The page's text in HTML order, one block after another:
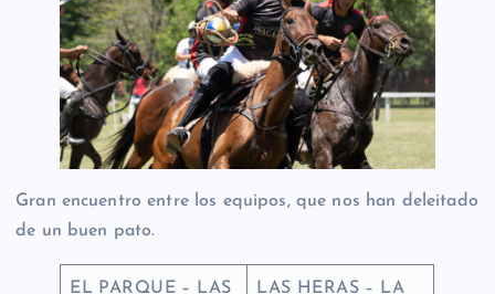
Gran encuentro entre los equipos, que nos han deleitado
de un buen pato.
EL PARQUE – LAS
LAS HERAS – LA